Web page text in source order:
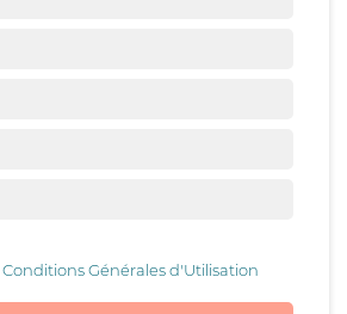
Conditions Générales d'Utilisation